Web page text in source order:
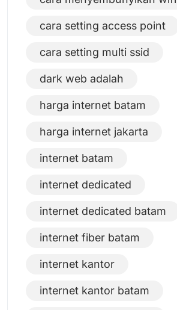
cara setting access point
cara setting multi ssid
dark web adalah
harga internet batam
harga internet jakarta
internet batam
internet dedicated
internet dedicated batam
internet fiber batam
internet kantor
internet kantor batam